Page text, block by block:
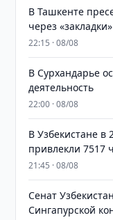
В Ташкенте
через «закладки»
22:15 · 08/08
В Сурхандарье
деятельность
22:00 · 08/08
В Узбекистане в
привлекли 7517
21:45 · 08/08
Сенат
Сингапурской